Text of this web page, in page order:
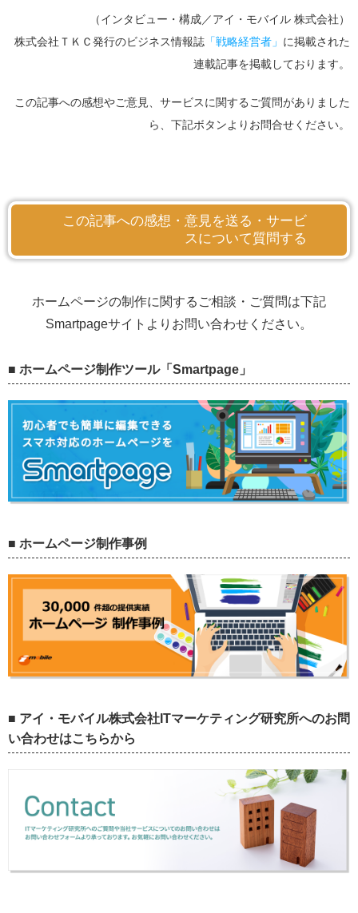
（インタビュー・構成／アイ・モバイル 株式会社）
株式会社ＴＫＣ発行のビジネス情報誌 「戦略経営者」 に掲載された
連載記事を掲載しております。
この記事への感想やご意見、サービスに関するご質問がありました
ら、下記ボタンよりお問合せください。
この記事への感想・意見を送る・サービ
スについて質問する
ホームページの制作に関するご相談・ご質問は下記
Smartpageサイトよりお問い合わせください。
■ ホームページ制作ツール「Smartpage」
■ ホームページ制作事例
■ アイ・モバイル株式会社ITマーケティング研究所へのお問
い合わせはこちらから